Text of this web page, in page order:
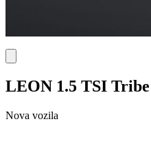
LEON 1.5 TSI Tribe
Nova vozila